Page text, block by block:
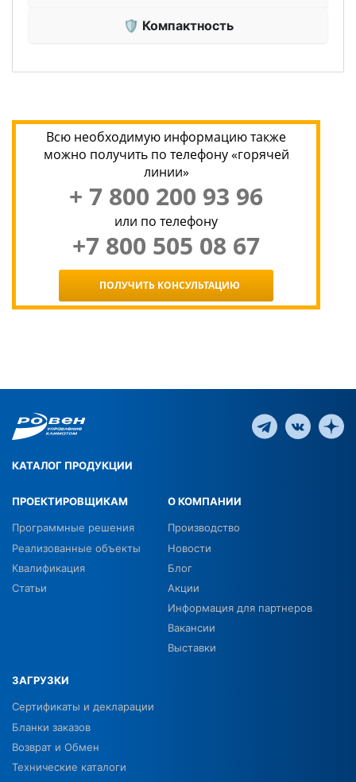
🛡 Компактность
Всю необходимую информацию также
можно получить по телефону «горячей
линии»
+ 7 800 200 93 96
или по телефону
+7 800 505 08 67
ПОЛУЧИТЬ КОНСУЛЬТАЦИЮ
КАТАЛОГ ПРОДУКЦИИ
ПРОЕКТИРОВЩИКАМ
Программные решения
Реализованные объекты
Квалификация
Статьи
О КОМПАНИИ
Производство
Новости
Блог
Акции
Информация для партнеров
Вакансии
Выставки
ЗАГРУЗКИ
Сертификаты и декларации
Бланки заказов
Возврат и Обмен
Технические каталоги